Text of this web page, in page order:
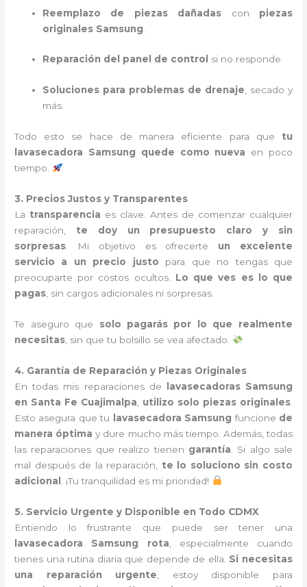
Reemplazo de piezas dañadas con piezas
originales Samsung
Reparación del panel de control si no responde.
Soluciones para problemas de drenaje, secado y
más.
Todo esto se hace de manera eficiente para que tu
lavasecadora Samsung quede como nueva en poco
tiempo.
3. Precios Justos y Transparentes
La transparencia es clave. Antes de comenzar cualquier
reparación, te doy un presupuesto claro y sin
sorpresas . Mi objetivo es ofrecerte un excelente
servicio a un precio justo para que no tengas que
preocuparte por costos ocultos. Lo que ves es lo que
pagas , sin cargos adicionales ni sorpresas.
Te aseguro que solo pagarás por lo que realmente
necesitas , sin que tu bolsillo se vea afectado.
4. Garantía de Reparación y Piezas Originales
En todas mis reparaciones de
lavasecadoras Samsung
en Santa Fe Cuajimalpa
utilizo solo piezas originales.
Esto asegura que tu
lavasecadora Samsung funcione de
manera óptima y dure mucho más tiempo. Además, todas
las reparaciones que realizo tienen garantía . Si algo sale
mal después de la reparación, te lo soluciono sin costo
adicional
. ¡Tu tranquilidad es mi prioridad!
5. Servicio Urgente y Disponible en Todo CDMX
Entiendo lo frustrante que puede ser tener una
lavasecadora Samsung rota , especialmente cuando
tienes una rutina diaria que depende de ella. Si necesitas
una reparación urgente , estoy disponible para